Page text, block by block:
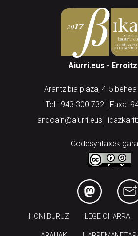
Aiurri.eus - Erroitz
Arantzibia plaza, 4-5 behea
Tel.: 943 300 732 | Faxa:
andoain@aiurri.eus |
Codesyntaxek
HONI BURUZ LEGE OHARRA